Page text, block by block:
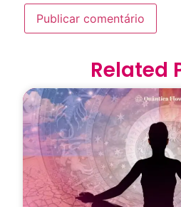
Related